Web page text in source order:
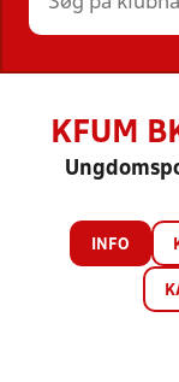
KFUM
INFO